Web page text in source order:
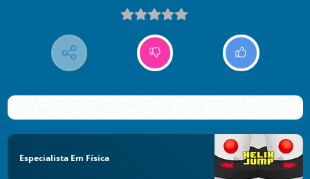
Especialista Em Física